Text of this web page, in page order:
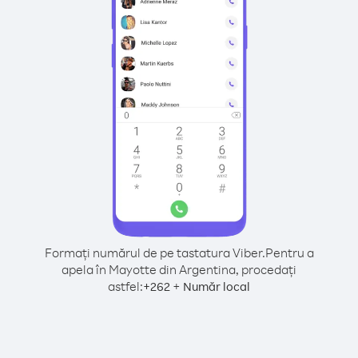
Formați numărul de pe tastatura Viber.Pentru a
apela în Mayotte din Argentina, procedați
astfel:+262 + Număr local